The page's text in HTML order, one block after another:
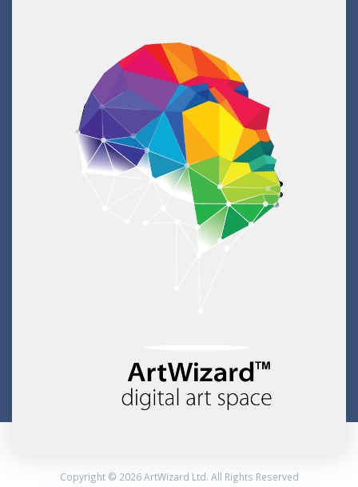
Copyright © 2026 ArtWizard Ltd. All Rights Reserved